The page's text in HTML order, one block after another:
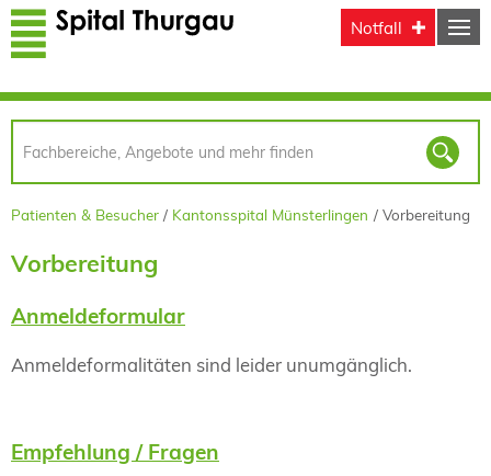
Direkt zum Inhalt
Notfall
Patienten & Besucher Kantonsspital Münsterlingen Vorbereitung
Vorbereitung
Anmeldeformular
Anmeldeformalitäten sind leider unumgänglich.
Empfehlung / Fragen